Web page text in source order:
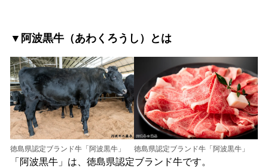
▼阿波黒牛（あわくろうし）とは
徳島県認定ブランド牛「阿波黒牛」 徳島県認定ブランド牛「阿波黒牛」
「阿波黒牛」は、徳島県認定ブランド牛です。